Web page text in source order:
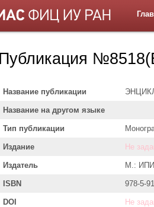
Публикация
Название публикации
Название на другом языке
Тип публикации
Издание Не
Издатель М.:
ISBN 978-5-
DOI Не